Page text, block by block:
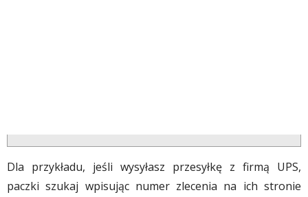
Dla przykładu, jeśli wysyłasz przesyłkę z firmą UPS,
paczki szukaj wpisując numer zlecenia na ich stronie